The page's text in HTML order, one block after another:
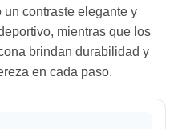
contraste elegante y
mientras que los
brindan durabilidad y
en cada paso.